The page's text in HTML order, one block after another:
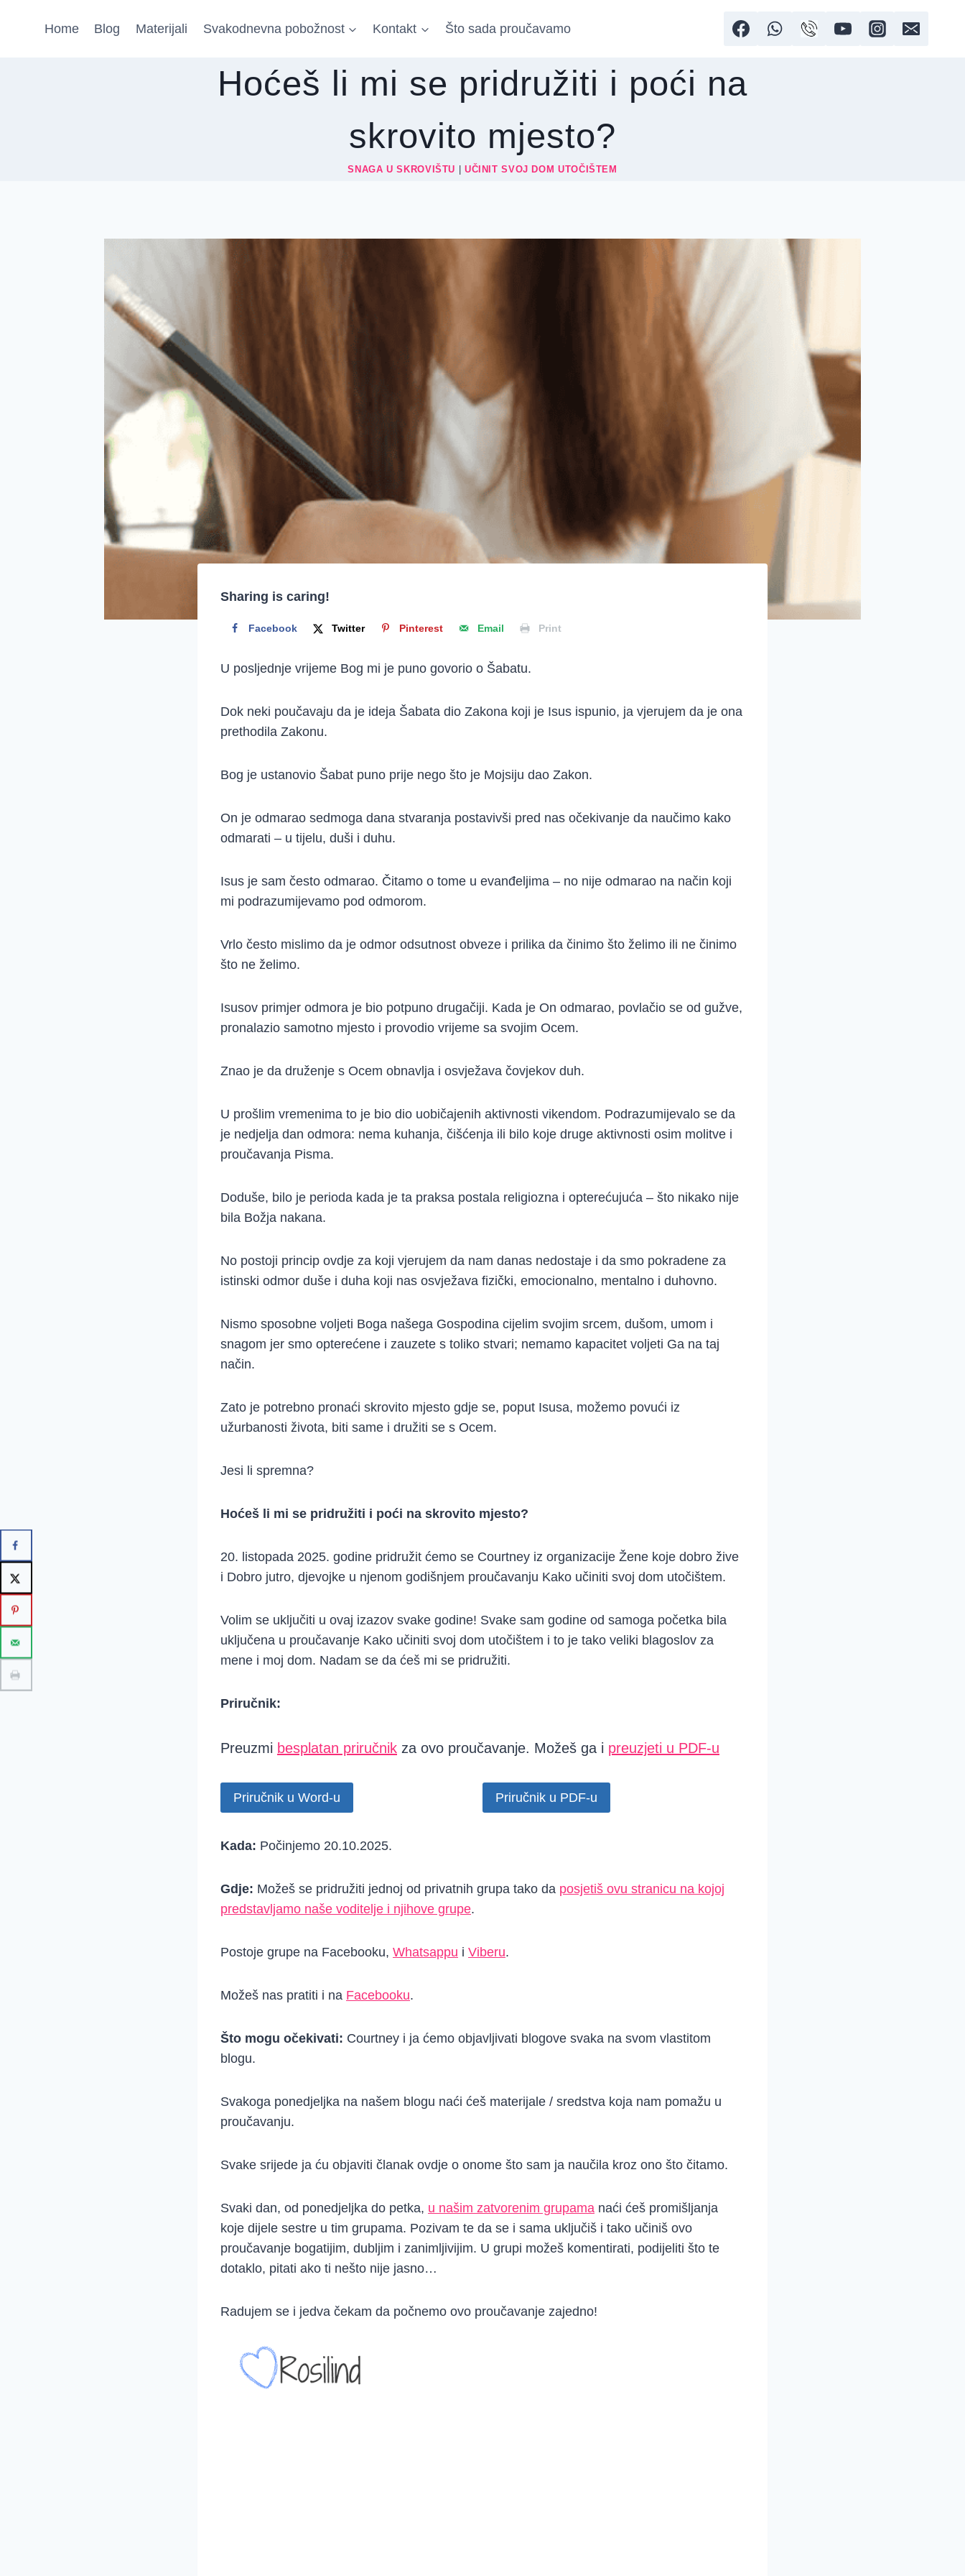
Home Blog Materijali Svakodnevna pobožnost Kontakt Što sada proučavamo
Hoćeš li mi se pridružiti i poći na
skrovito mjesto?
SNAGA U SKROVIŠTU UČINIT SVOJ DOM UTOČIŠTEM
Sharing is caring!
Facebook Twitter Pinterest Email Print
U posljednje vrijeme Bog mi je puno govorio o Šabatu.
Dok neki poučavaju da je ideja Šabata dio Zakona koji je Isus ispunio, ja vjerujem da je ona
prethodila Zakonu.
Bog je ustanovio Šabat puno prije nego što je Mojsiju dao Zakon.
On je odmarao sedmoga dana stvaranja postavivši pred nas očekivanje da naučimo kako
odmarati – u tijelu, duši i duhu.
Isus je sam često odmarao. Čitamo o tome u evanđeljima – no nije odmarao na način koji
mi podrazumijevamo pod odmorom.
Vrlo često mislimo da je odmor odsutnost obveze i prilika da činimo što želimo ili ne činimo
što ne želimo.
Isusov primjer odmora je bio potpuno drugačiji. Kada je On odmarao, povlačio se od gužve,
pronalazio samotno mjesto i provodio vrijeme sa svojim Ocem.
Znao je da druženje s Ocem obnavlja i osvježava čovjekov duh.
U prošlim vremenima to je bio dio uobičajenih aktivnosti vikendom. Podrazumijevalo se da
je nedjelja dan odmora: nema kuhanja, čišćenja ili bilo koje druge aktivnosti osim molitve i
proučavanja Pisma.
Doduše, bilo je perioda kada je ta praksa postala religiozna i opterećujuća – što nikako nije
bila Božja nakana.
No postoji princip ovdje za koji vjerujem da nam danas nedostaje i da smo pokradene za
istinski odmor duše i duha koji nas osvježava fizički, emocionalno, mentalno i duhovno.
Nismo sposobne voljeti Boga našega Gospodina cijelim svojim srcem, dušom, umom i
snagom jer smo opterećene i zauzete s toliko stvari; nemamo kapacitet voljeti Ga na taj
način.
Zato je potrebno pronaći skrovito mjesto gdje se, poput Isusa, možemo povući iz
užurbanosti života, biti same i družiti se s Ocem.
Jesi li spremna?
Hoćeš li mi se pridružiti i poći na skrovito mjesto?
20. listopada 2025. godine pridružit ćemo se Courtney iz organizacije Žene koje dobro žive
i Dobro jutro, djevojke u njenom godišnjem proučavanju Kako učiniti svoj dom utočištem.
Volim se uključiti u ovaj izazov svake godine! Svake sam godine od samoga početka bila
uključena u proučavanje Kako učiniti svoj dom utočištem i to je tako veliki blagoslov za
mene i moj dom. Nadam se da ćeš mi se pridružiti.
Priručnik:
Preuzmi besplatan priručnik za ovo proučavanje. Možeš ga i preuzjeti u PDF-u
Priručnik u Word-u Priručnik u PDF-u
Kada: Počinjemo 20.10.2025.
Gdje: Možeš se pridružiti jednoj od privatnih grupa tako da posjetiš ovu stranicu na kojoj
predstavljamo naše voditelje i njihove grupe.
Postoje grupe na Facebooku, Whatsappu i Viberu.
Možeš nas pratiti i na Facebooku.
Što mogu očekivati: Courtney i ja ćemo objavljivati blogove svaka na svom vlastitom
blogu.
Svakoga ponedjeljka na našem blogu naći ćeš materijale / sredstva koja nam pomažu u
proučavanju.
Svake srijede ja ću objaviti članak ovdje o onome što sam ja naučila kroz ono što čitamo.
Svaki dan, od ponedjeljka do petka, u našim zatvorenim grupama naći ćeš promišljanja
koje dijele sestre u tim grupama. Pozivam te da se i sama uključiš i tako učiniš ovo
proučavanje bogatijim, dubljim i zanimljivijim. U grupi možeš komentirati, podijeliti što te
dotaklo, pitati ako ti nešto nije jasno…
Radujem se i jedva čekam da počnemo ovo proučavanje zajedno!